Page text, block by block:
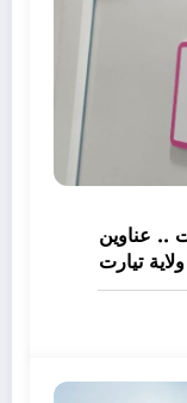
.. عناوين
تيارت